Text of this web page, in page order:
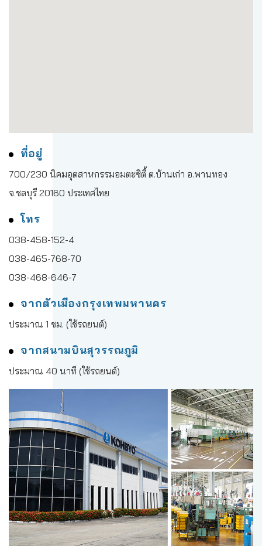
ที่อยู่
700/230 นิคมอุตสาหกรรมอมตะซิตี้ ต.บ้านเก่า อ.พานทอง
จ.ชลบุรี 20160 ประเทศไทย
โทร
038-458-152-4
038-465-768-70
038-468-646-7
จากตัวเมืองกรุงเทพมหานคร
ประมาณ 1 ชม. (ใช้รถยนต์)
จากสนามบินสุวรรณภูมิ
ประมาณ 40 นาที (ใช้รถยนต์)